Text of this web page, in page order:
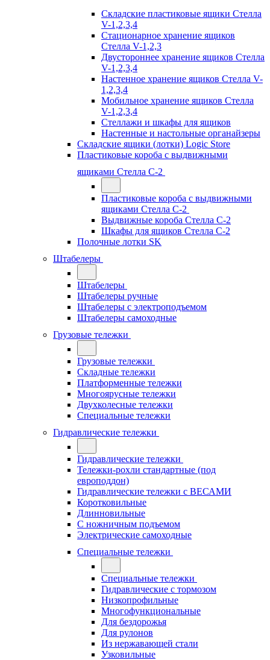
Складские пластиковые ящики Стелла
V-1,2,3,4
Стационарное хранение ящиков
Стелла V-1,2,3
Двустороннее хранение ящиков Стелла
V-1,2,3,4
Настенное хранение ящиков Стелла V-
1,2,3,4
Мобильное хранение ящиков Стелла
V-1,2,3,4
Стеллажи и шкафы для ящиков
Настенные и настольные органайзеры
Складские ящики (лотки) Logiс Store
Пластиковые короба с выдвижными
ящиками Стелла С-2
Пластиковые короба с выдвижными
ящиками Стелла С-2
Выдвижные короба Стелла С-2
Шкафы для ящиков Стелла С-2
Полочные лотки SK
Штабелеры
Штабелеры
Штабелеры ручные
Штабелеры с электроподъемом
Штабелеры самоходные
Грузовые тележки
Грузовые тележки
Складные тележки
Платформенные тележки
Многоярусные тележки
Двухколесные тележки
Специальные тележки
Гидравлические тележки
Гидравлические тележки
Тележки-рохли стандартные (под
европоддон)
Гидравлические тележки с ВЕСАМИ
Коротковильные
Длинновильные
С ножничным подъемом
Электрические самоходные
Специальные тележки
Специальные тележки
Гидравлические с тормозом
Низкопрофильные
Многофункциональные
Для бездорожья
Для рулонов
Из нержавающей стали
Узковильные